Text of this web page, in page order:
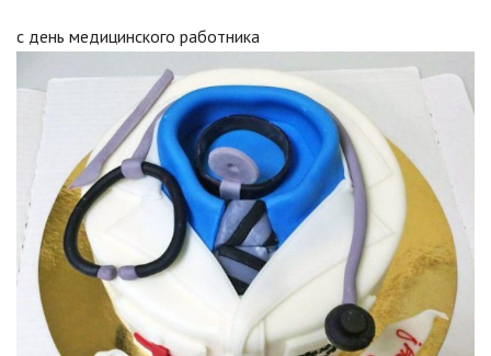
с день медицинского работника